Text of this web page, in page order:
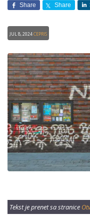
Share Share
Jul 8, 2024CEPRIS
Tekst je prenet sa stranice